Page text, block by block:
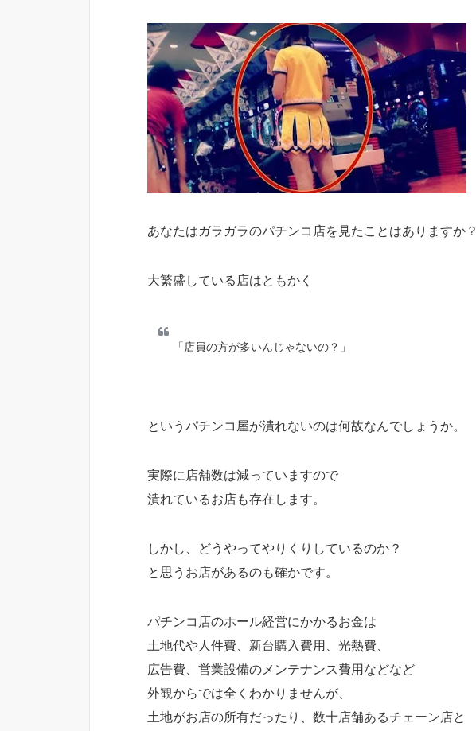
あなたはガラガラのパチンコ店を見たことはありますか？
大繁盛している店はともかく
「店員の方が多いんじゃないの？」
というパチンコ屋が潰れないのは何故なんでしょうか。
実際に店舗数は減っていますので
潰れているお店も存在します。
しかし、どうやってやりくりしているのか？
と思うお店があるのも確かです。
パチンコ店のホール経営にかかるお金は
土地代や人件費、新台購入費用、光熱費、
広告費、営業設備のメンテナンス費用などなど
外観からでは全くわかりませんが、
土地がお店の所有だったり、数十店舗あるチェーン店と